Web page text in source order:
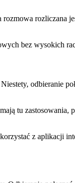
rozliczana
bez wysokich
odbieranie
tu zastosowania,
z aplikacji